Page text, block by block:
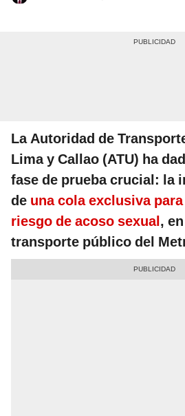
La Autoridad de
Lima y Callao (ATU) ha
fase de prueba crucial: la
de una cola exclusiva
riesgo de acoso sexual,
transporte público del